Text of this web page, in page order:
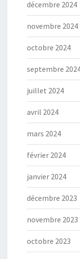
décembre 2024
novembre 2024
octobre 2024
septembre
juillet 2024
avril 2024
mars 2024
février 2024
janvier 2024
décembre 2023
novembre 2023
octobre 2023